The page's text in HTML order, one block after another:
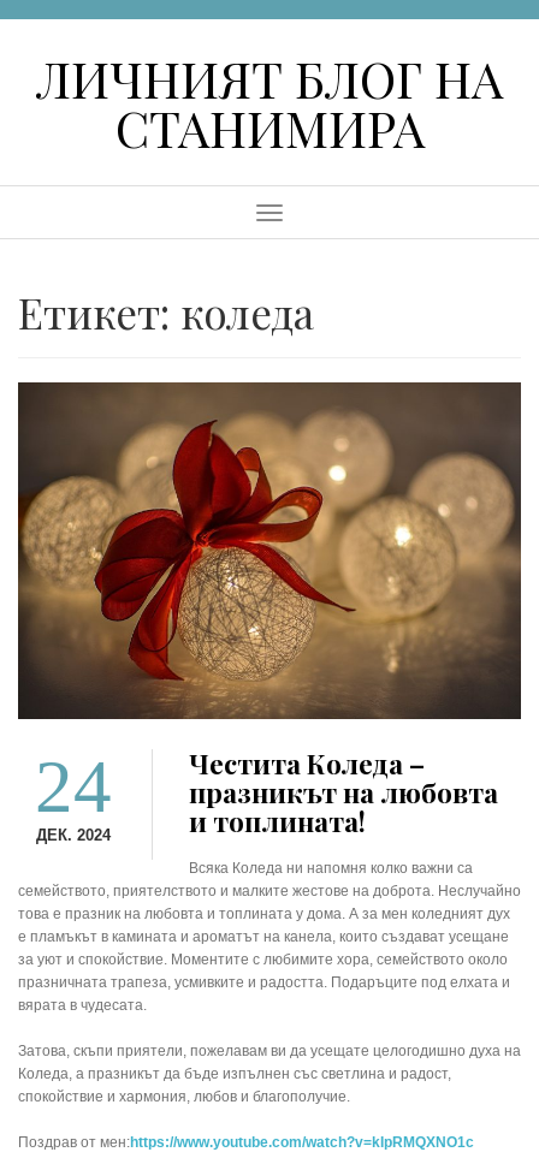
ЛИЧНИЯТ БЛОГ НА
СТАНИМИРА
Menu
Етикет: коледа
24
ДЕК. 2024
Честита Коледа –
празникът на любовта
и топлината!
Всяка Коледа ни напомня колко важни са
семейството, приятелството и малките жестове на доброта. Неслучайно
това е празник на любовта и топлината у дома. А за мен коледният дух
е пламъкът в камината и ароматът на канела, които създават усещане
за уют и спокойствие. Моментите с любимите хора, семейството около
празничната трапеза, усмивките и радостта. Подаръците под елхата и
вярата в чудесата.
Затова, скъпи приятели, пожелавам ви да усещате целогодишно духа на
Коледа, а празникът да бъде изпълнен със светлина и радост,
спокойствие и хармония, любов и благополучие.
Поздрав от мен:https://www.youtube.com/watch?v=kIpRMQXNO1c